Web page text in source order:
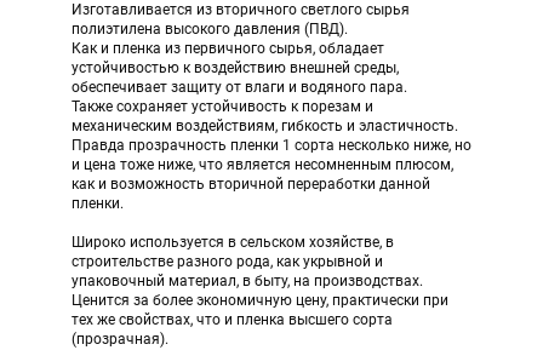
Изготавливается из вторичного светлого сырья
полиэтилена высокого давления (ПВД).
Как и пленка из первичного сырья, обладает
устойчивостью к воздействию внешней среды,
обеспечивает защиту от влаги и водяного пара.
Также сохраняет устойчивость к порезам и
механическим воздействиям, гибкость и эластичность.
Правда прозрачность пленки 1 сорта несколько ниже, но
и цена тоже ниже, что является несомненным плюсом,
как и возможность вторичной переработки данной
пленки.
Широко используется в сельском хозяйстве, в
строительстве разного рода, как укрывной и
упаковочный материал, в быту, на производствах.
Ценится за более экономичную цену, практически при
тех же свойствах, что и пленка высшего сорта
(прозрачная).